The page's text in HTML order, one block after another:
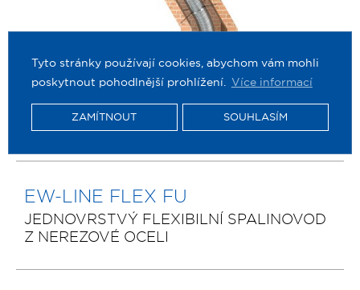
Tyto stránky používají cookies, abychom vám mohli
poskytnout pohodlnější prohlížení. Více informací
ZAMÍTNOUT SOUHLASÍM
EW-LINE FLEX FU
JEDNOVRSTVÝ FLEXIBILNÍ SPALINOVOD
Z NEREZOVÉ OCELI